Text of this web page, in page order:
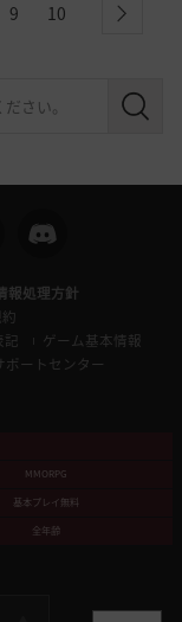
9 10 next
検
報処理方針
記
ゲーム基本情報
ポートセンター
MMORPG
基本プレイ無料
全年齢